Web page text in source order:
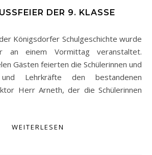
DER 9. KLASSE
an einem Vormittag veranstaltet.
Gästen feierten die Schülerinnen und
Lehrkräfte den bestandenen
Herr Arneth, der die Schülerinnen
WEITERLESEN